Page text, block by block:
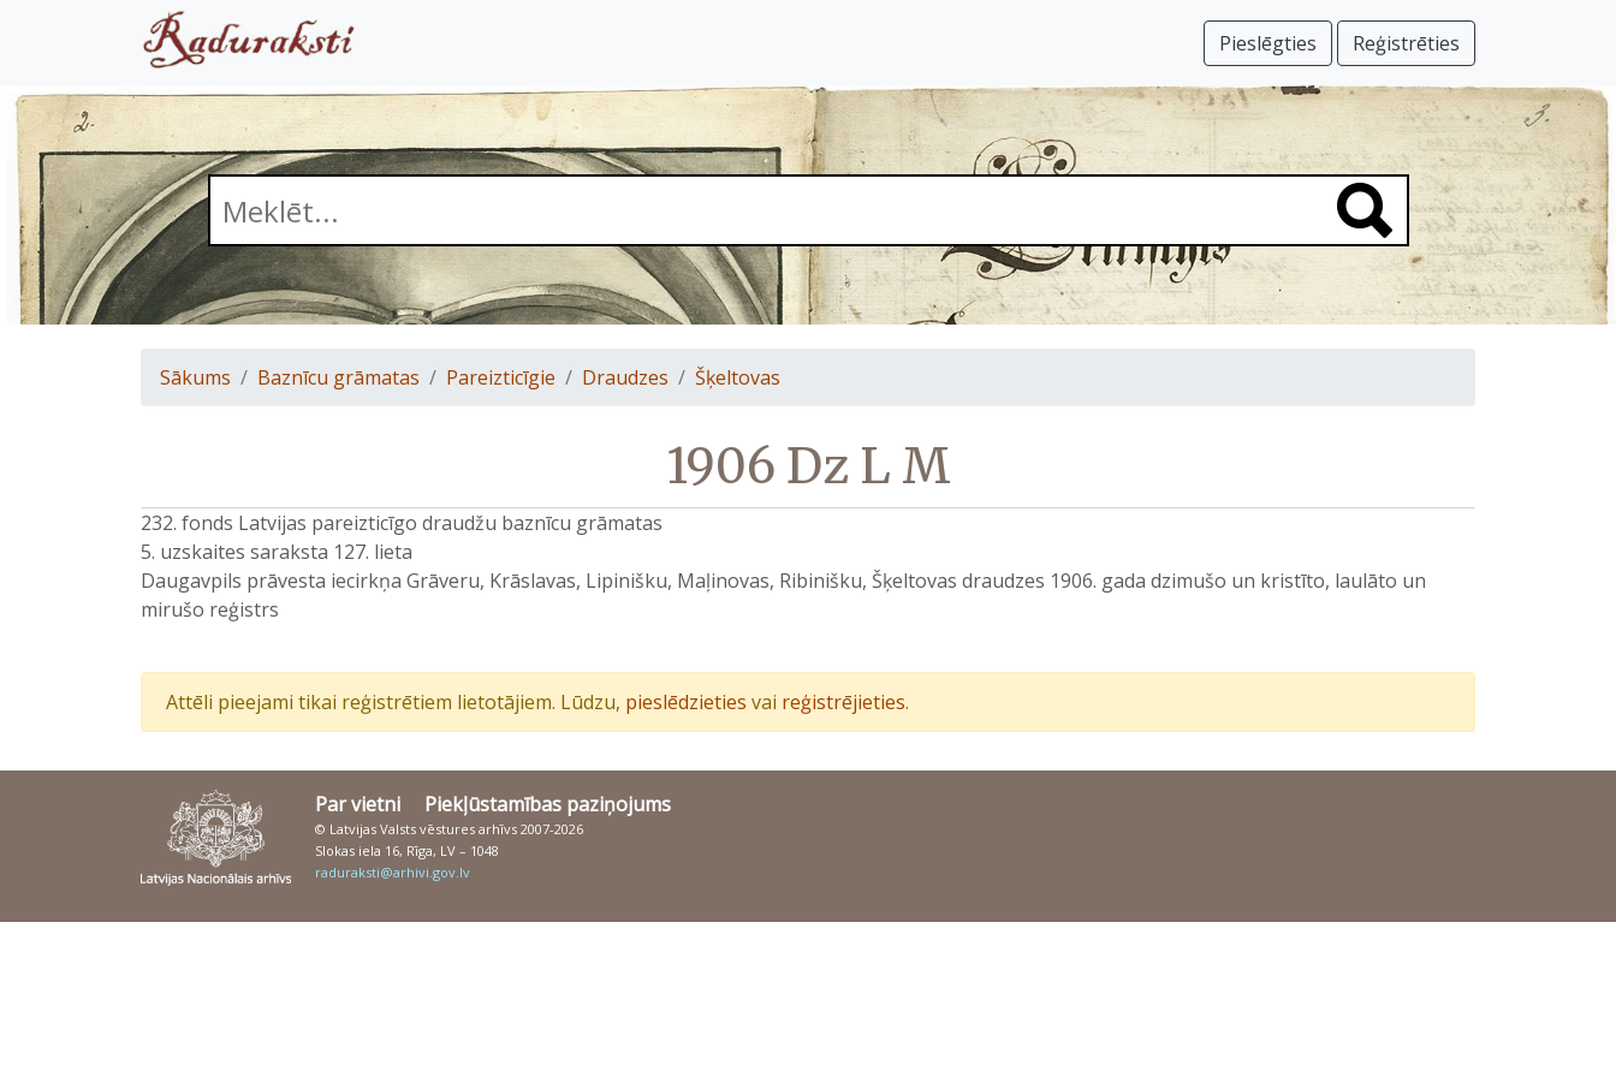
Pieslēgties Reģistrēties
Sākums Baznīcu grāmatas Pareizticīgie Draudzes Šķeltovas
1906 Dz L M
232. fonds Latvijas pareizticīgo draudžu baznīcu grāmatas
5. uzskaites saraksta 127. lieta
Daugavpils prāvesta iecirkņa Grāveru, Krāslavas, Lipinišku, Maļinovas, Ribinišku, Šķeltovas draudzes 1906. gada dzimušo un kristīto, laulāto un
mirušo reģistrs
Attēli pieejami tikai reģistrētiem lietotājiem. Lūdzu, pieslēdzieties vai reģistrējieties.
Par vietni Piekļūstamības paziņojums
© Latvijas Valsts vēstures arhīvs 2007-2026
Slokas iela 16, Rīga, LV – 1048
raduraksti@arhivi.gov.lv